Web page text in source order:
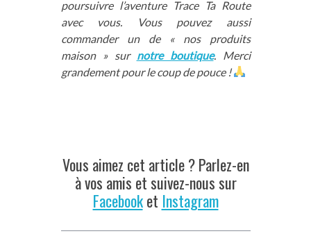
poursuivre l’aventure Trace Ta Route
avec vous. Vous pouvez aussi
commander un de « nos produits
maison » sur notre boutique. Merci
grandement pour le coup de pouce !
Vous aimez cet article ? Parlez-en
à vos amis et suivez-nous sur
Facebooket Instagram